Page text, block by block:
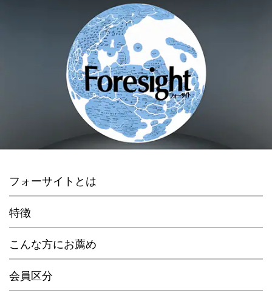
フォーサイトとは
特徴
こんな方にお薦め
会員区分